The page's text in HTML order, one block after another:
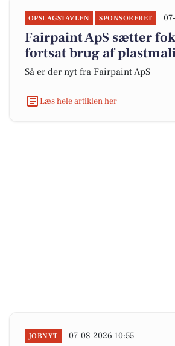
OPSLAGSTAVLEN SPONSORERET
Fairpaint ApS sætter
fortsat brug af
Så er der nyt fra Fairpaint ApS
Læs hele artiklen her
JOBNYT 07-08-2026 10:55